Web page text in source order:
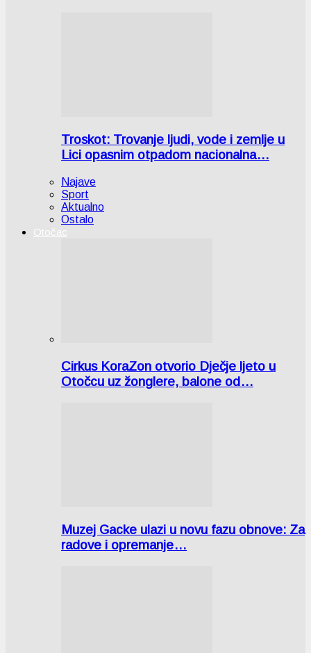
Troskot: Trovanje ljudi, vode i zemlje u
Lici opasnim otpadom nacionalna…
Najave
Sport
Aktualno
Ostalo
Otočac
Cirkus KoraZon otvorio Dječje ljeto u
Otočcu uz žonglere, balone od…
Muzej Gacke ulazi u novu fazu obnove: Za
radove i opremanje…